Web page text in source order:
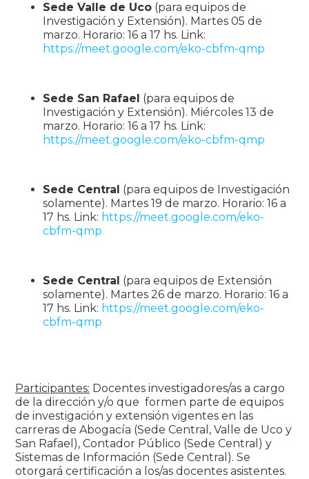
Sede Valle de Uco (para equipos de
Investigación y Extensión). Martes 05 de
marzo. Horario: 16 a 17 hs. Link:
https://meet.google.com/eko-cbfm-qmp
Sede San Rafael (para equipos de
Investigación y Extensión). Miércoles 13 de
marzo. Horario: 16 a 17 hs. Link:
https://meet.google.com/eko-cbfm-qmp
Sede Central (para equipos de Investigación
solamente). Martes 19 de marzo. Horario: 16 a
17 hs. Link: https://meet.google.com/eko-
cbfm-qmp
Sede Central (para equipos de Extensión
solamente). Martes 26 de marzo. Horario: 16 a
17 hs. Link: https://meet.google.com/eko-
cbfm-qmp
Participantes: Docentes investigadores/as a cargo
de la dirección y/o que formen parte de equipos
de investigación y extensión vigentes en las
carreras de Abogacía (Sede Central, Valle de Uco y
San Rafael), Contador Público (Sede Central) y
Sistemas de Información (Sede Central). Se
otorgará certificación a los/as docentes asistentes.